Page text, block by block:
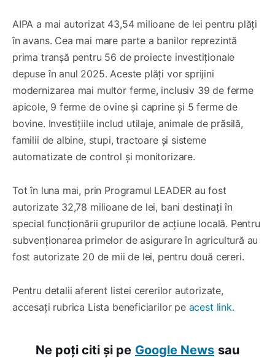
AIPA a mai autorizat 43,54 milioane de lei pentru plăți
în avans. Cea mai mare parte a banilor reprezintă
prima tranșă pentru 56 de proiecte investiționale
depuse în anul 2025. Aceste plăți vor sprijini
modernizarea mai multor ferme, inclusiv 39 de ferme
apicole, 9 ferme de ovine și caprine și 5 ferme de
bovine. Investițiile includ utilaje, animale de prăsilă,
familii de albine, stupi, tractoare și sisteme
automatizate de control și monitorizare.
Tot în luna mai, prin Programul LEADER au fost
autorizate 32,78 milioane de lei, bani destinați în
special funcționării grupurilor de acțiune locală. Pentru
subvenționarea primelor de asigurare în agricultură au
fost autorizate 20 de mii de lei, pentru două cereri.
Pentru detalii aferent listei cererilor autorizate,
accesați rubrica Lista beneficiarilor pe acest link.
Ne poți citi și pe Google News sau